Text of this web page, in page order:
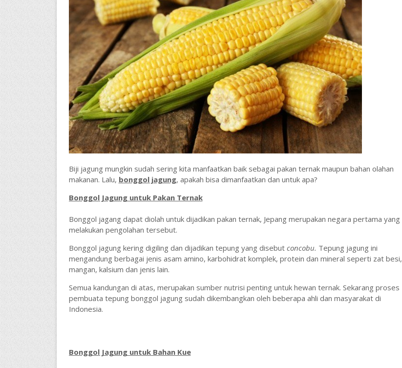
Biji jagung mungkin sudah sering kita manfaatkan baik sebagai pakan ternak maupun bahan olahan
makanan. Lalu, bonggol jagung, apakah bisa dimanfaatkan dan untuk apa?
Bonggol Jagung untuk Pakan Ternak
Bonggol jagang dapat diolah untuk dijadikan pakan ternak, Jepang merupakan negara pertama yang
melakukan pengolahan tersebut.
Bonggol jagung kering digiling dan dijadikan tepung yang disebut concobu. Tepung jagung ini
mengandung berbagai jenis asam amino, karbohidrat komplek, protein dan mineral seperti zat besi,
mangan, kalsium dan jenis lain.
Semua kandungan di atas, merupakan sumber nutrisi penting untuk hewan ternak. Sekarang proses
pembuata tepung bonggol jagung sudah dikembangkan oleh beberapa ahli dan masyarakat di
Indonesia.
Bonggol Jagung untuk Bahan Kue